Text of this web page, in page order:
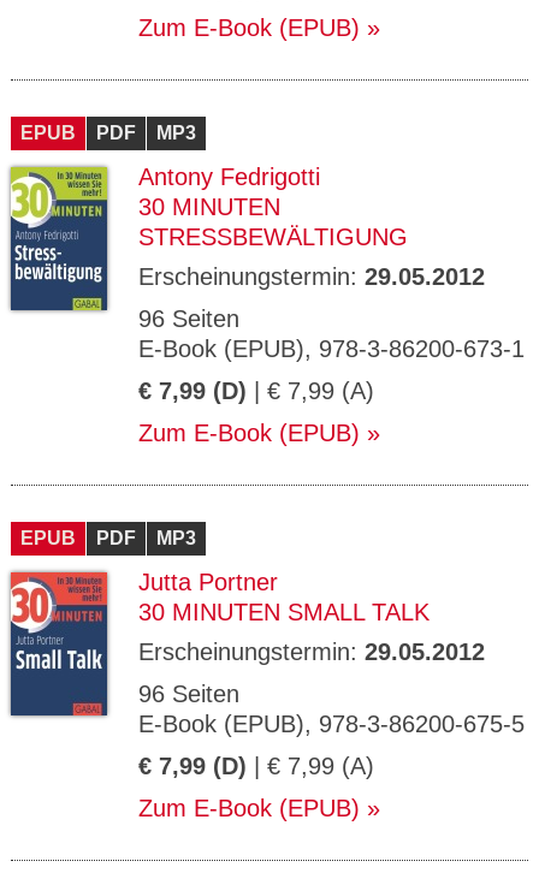
Zum E-Book (EPUB)
EPUB PDF MP3
Antony Fedrigotti
30 MINUTEN
STRESSBEWÄLTIGUNG
Erscheinungstermin: 29.05.2012
96 Seiten
E-Book (EPUB), 978-3-86200-673-1
€ 7,99 (D) | € 7,99 (A)
Zum E-Book (EPUB)
EPUB PDF MP3
Jutta Portner
30 MINUTEN SMALL TALK
Erscheinungstermin: 29.05.2012
96 Seiten
E-Book (EPUB), 978-3-86200-675-5
€ 7,99 (D) | € 7,99 (A)
Zum E-Book (EPUB)